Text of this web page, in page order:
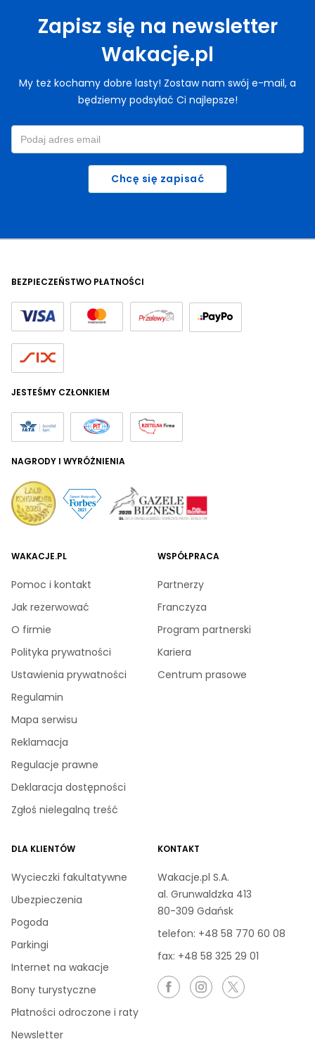
Zapisz się na newsletter
Wakacje.pl
My też kochamy dobre lasty! Zostaw nam swój e-mail, a
będziemy podsyłać Ci najlepsze!
Chcę się zapisać
WAKACJE.PL
Pomoc i kontakt
Jak rezerwować
O firmie
Polityka prywatności
Ustawienia prywatności
Regulamin
Mapa serwisu
Reklamacja
Regulacje prawne
Deklaracja dostępności
Zgłoś nielegalną treść
WSPÓŁPRACA
Partnerzy
Franczyza
Program partnerski
Kariera
Centrum prasowe
DLA KLIENTÓW
Wycieczki fakultatywne
Ubezpieczenia
Pogoda
Parkingi
Internet na wakacje
Bony turystyczne
Płatności odroczone i raty
Newsletter
KONTAKT
Wakacje.pl S.A.
al. Grunwaldzka 413
80-309 Gdańsk
telefon: +48 58 770 60 08
fax: +48 58 325 29 01
BEZPIECZEŃSTWO PŁATNOŚCI
JESTEŚMY CZŁONKIEM
NAGRODY I WYRÓŻNIENIA